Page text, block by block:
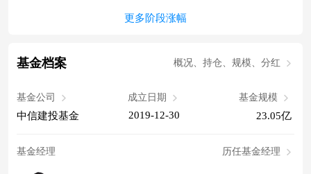
更多阶段涨幅
基金档案 概况、持仓、规模、分红
基金公司
中信建投基金
成立日期
2019-12-30
基金规模
23.05亿
基金经理 历任基金经理